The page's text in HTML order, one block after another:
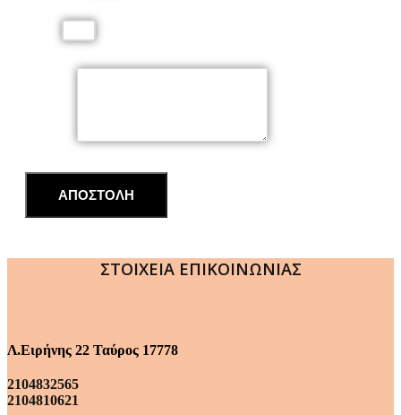
ΑΠΟΣΤΟΛΗ
ΣΤΟΙΧΕΙΑ ΕΠΙΚΟΙΝΩΝΙΑΣ
Λ.Ειρήνης 22 Ταύρος 17778
2104832565
2104810621